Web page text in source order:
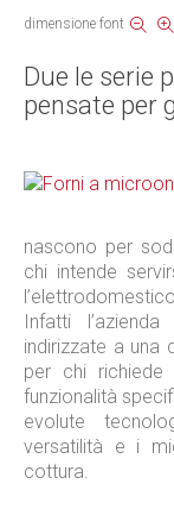
dimensione font
Due le serie
pensate per
nascono per
chi intende
Infatti
indirizzate a una
per chi
funzionalità
evolute
versatilità e i
cottura.